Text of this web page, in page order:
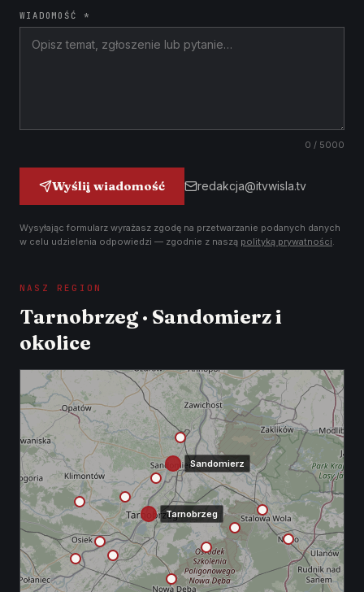
WIADOMOŚĆ *
0 / 5000
Wyślij wiadomość redakcja@itvwisla.tv
Wysyłając formularz wyrażasz zgodę na przetwarzanie podanych danych
w celu udzielenia odpowiedzi — zgodnie z naszą polityką prywatności.
NASZ REGION
Tarnobrzeg · Sandomierz i
okolice
Tarnobrzeg
Sandomierz